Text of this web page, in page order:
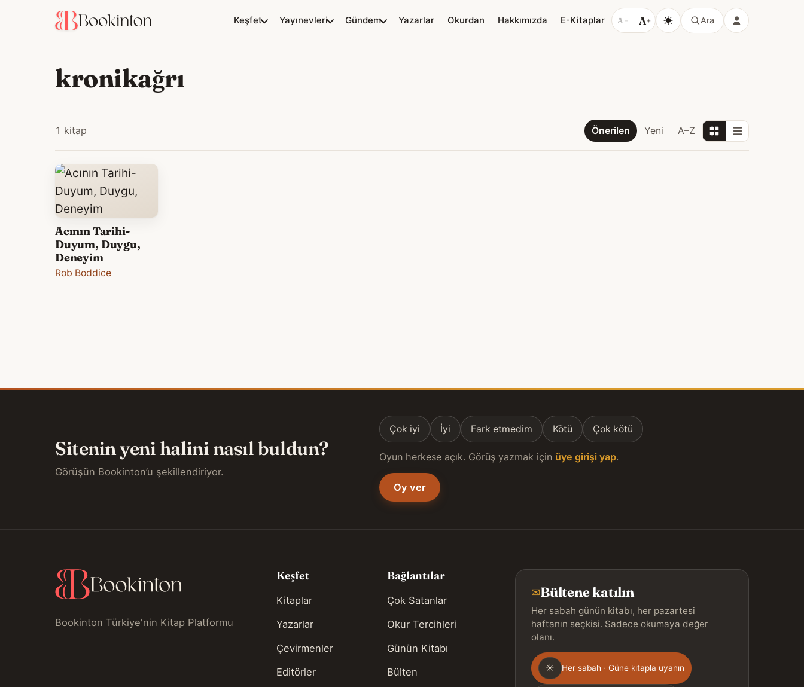
Keşfet Yayınevleri Gündem Yazarlar Okurdan Hakkımızda E-Kitaplar A − A+ Ara
kronikağrı
1 kitap Önerilen Yeni A–Z
Acının Tarihi-
Duyum, Duygu,
Deneyim
Rob Boddice
Sitenin yeni halini nasıl buldun?
Görüşün Bookinton’u şekillendiriyor.
Çok iyi İyi Fark etmedim Kötü Çok kötü
Oyun herkese açık. Görüş yazmak için üye girişi yap.
Oy ver
Bookinton Türkiye'nin Kitap Platformu
Keşfet
Kitaplar
Yazarlar
Çevirmenler
Editörler
Bağlantılar
Çok Satanlar
Okur Tercihleri
Günün Kitabı
Bülten
✉Bültene katılın
Her sabah günün kitabı, her pazartesi
haftanın seçkisi. Sadece okumaya değer
olanı.
Gönderim
sıklığı
☀ Her sabah · Güne kitapla uyanın